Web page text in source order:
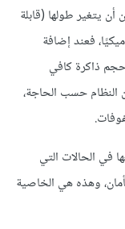
يتغير طولها (قابلة
فعند إضافة
ذاكرة كافي
النظام حسب الحاجة،
في الحالات التي
وهذه هي الخاصية